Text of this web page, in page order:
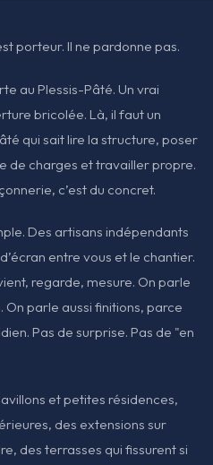
porteur. Il ne pardonne pas.
au Plessis-Pâté. Un vrai
bricolée. Là, il faut un
qui sait lire la structure, poser
de charges et travailler propre.
c’est du concret.
Des artisans indépendants
entre vous et le chantier.
regarde, mesure. On parle
parle aussi finitions, parce
Pas de surprise. Pas de "en
et petites résidences,
des extensions sur
des terrasses qui fissurent si